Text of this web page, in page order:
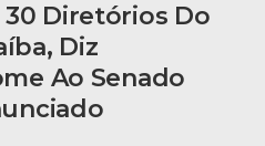
Diretórios Do
Diz
Ao Senado